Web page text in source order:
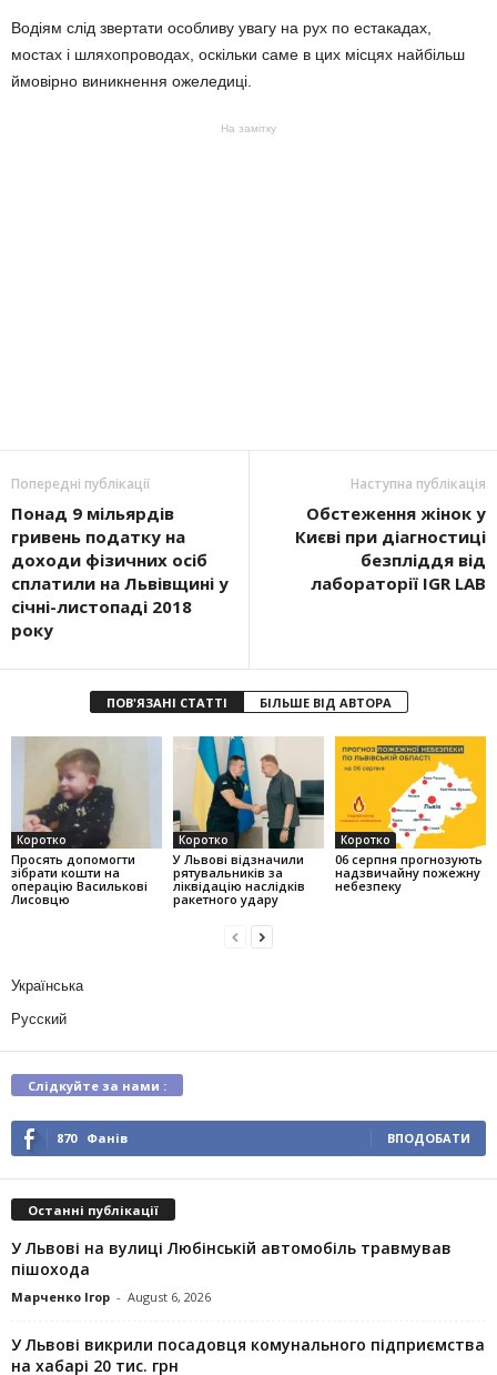
Водіям слід звертати особливу увагу на рух по естакадах,
мостах і шляхопроводах, оскільки саме в цих місцях найбільш
ймовірно виникнення ожеледиці.
На замітку
Попередні публікації
Понад 9 мільярдів
гривень податку на
доходи фізичних осіб
сплатили на Львівщині у
січні-листопаді 2018
року
Наступна публікація
Обстеження жінок у
Києві при діагностиці
безпліддя від
лабораторії IGR LAB
ПОВ'ЯЗАНІ СТАТТІ БІЛЬШЕ ВІД АВТОРА
Коротко
Просять допомогти
зібрати кошти на
операцію Василькові
Лисовцю
Коротко
У Львові відзначили
рятувальників за
ліквідацію наслідків
ракетного удару
Коротко
06 серпня прогнозують
надзвичайну пожежну
небезпеку
Українська
Русский
Слідкуйте за нами :
870 Фанів ВПОДОБАТИ
Останні публікації
У Львові на вулиці Любінській автомобіль травмував
пішохода
Марченко Ігор - August 6, 2026
У Львові викрили посадовця комунального підприємства
на хабарі 20 тис. грн